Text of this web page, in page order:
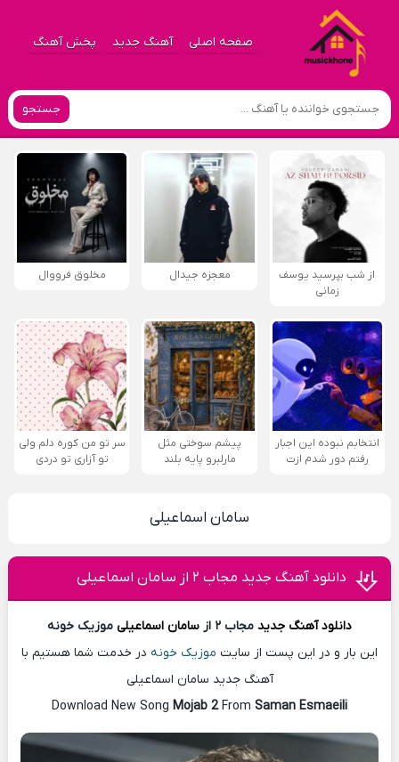
صفحه اصلی آهنگ جدید پخش آهنگ
جستجو
از شب بپرسید یوسف
زمانی
معجزه جیدال مخلوق فرووال
انتخابم نبوده این اجبار
رفتم دور شدم ازت
پیشم سوختی مثل
مارلبرو پایه بلند
سر تو من کوره دلم ولی
تو آزاری تو دردی
سامان اسماعیلی
دانلود آهنگ جدید مجاب ۲ از سامان اسماعیلی
دانلود آهنگ جدید مجاب ۲ از سامان اسماعیلی موزیک خونه
این بار و در این پست از سایت موزیک خونه در خدمت شما هستیم با
آهنگ جدید سامان اسماعیلی
Download New Song Mojab 2From Saman Esmaeili